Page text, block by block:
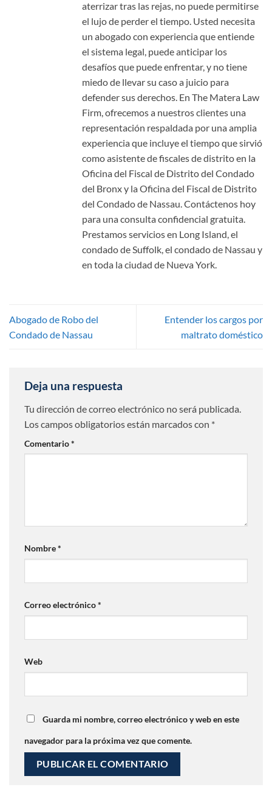
aterrizar tras las rejas, no puede permitirse
el lujo de perder el tiempo. Usted necesita
un abogado con experiencia que entiende
el sistema legal, puede anticipar los
desafíos que puede enfrentar, y no tiene
miedo de llevar su caso a juicio para
defender sus derechos. En The Matera Law
Firm, ofrecemos a nuestros clientes una
representación respaldada por una amplia
experiencia que incluye el tiempo que sirvió
como asistente de fiscales de distrito en la
Oficina del Fiscal de Distrito del Condado
del Bronx y la Oficina del Fiscal de Distrito
del Condado de Nassau. Contáctenos hoy
para una consulta confidencial gratuita.
Prestamos servicios en Long Island, el
condado de Suffolk, el condado de Nassau y
en toda la ciudad de Nueva York.
Abogado de Robo del
Condado de Nassau
Entender los cargos por
maltrato doméstico
Deja una respuesta
Tu dirección de correo electrónico no será publicada.
Los campos obligatorios están marcados con *
Comentario*
Nombre*
Correo electrónico*
Web
Guarda mi nombre, correo electrónico y web en este
navegador para la próxima vez que comente.